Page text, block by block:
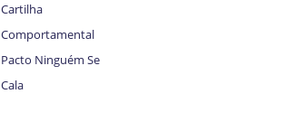
Cartilha
Comportamental
Pacto Ninguém Se
Cala